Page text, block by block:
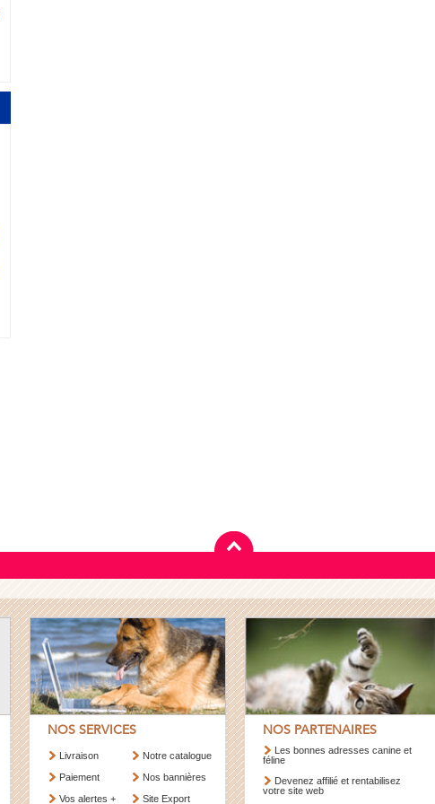
NOS SERVICES
Livraison
Paiement
Vos alertes +
Notre catalogue
Nos bannières
Site Export
NOS PARTENAIRES
Les bonnes adresses canine et
féline
Devenez affilié et rentabilisez
votre site web